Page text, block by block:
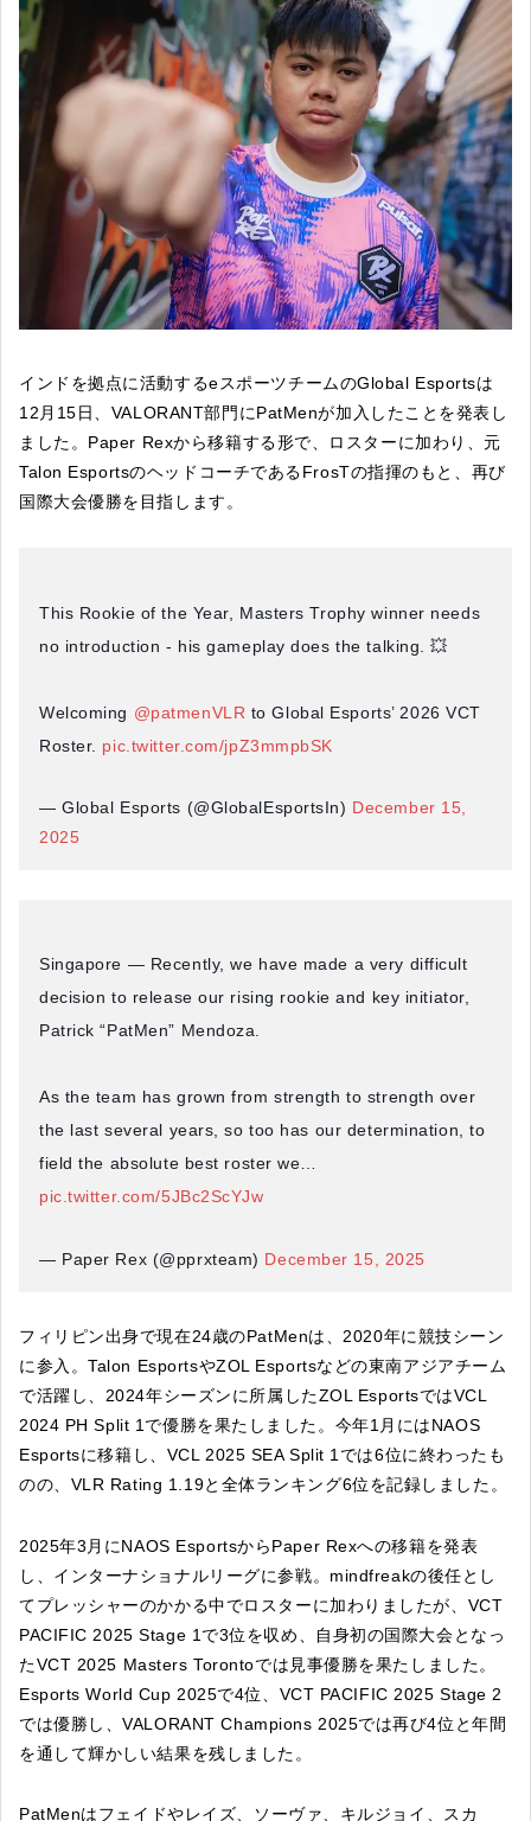
インドを拠点に活動するeスポーツチームのGlobal Esportsは
12月15日、VALORANT部門にPatMenが加入したことを発表し
ました。Paper Rexから移籍する形で、ロスターに加わり、元
Talon EsportsのヘッドコーチであるFrosTの指揮のもと、再び
国際大会優勝を目指します。
This Rookie of the Year, Masters Trophy winner needs
no introduction - his gameplay does the talking. 💥
Welcoming @patmenVLR to Global Esports’ 2026 VCT
Roster. pic.twitter.com/jpZ3mmpbSK
— Global Esports (@GlobalEsportsIn) December 15,
2025
Singapore — Recently, we have made a very difficult
decision to release our rising rookie and key initiator,
Patrick “PatMen” Mendoza.
As the team has grown from strength to strength over
the last several years, so too has our determination, to
field the absolute best roster we…
pic.twitter.com/5JBc2ScYJw
— Paper Rex (@pprxteam) December 15, 2025
フィリピン出身で現在24歳のPatMenは、2020年に競技シーン
に参入。Talon EsportsやZOL Esportsなどの東南アジアチーム
で活躍し、2024年シーズンに所属したZOL EsportsではVCL
2024 PH Split 1で優勝を果たしました。今年1月にはNAOS
Esportsに移籍し、VCL 2025 SEA Split 1では6位に終わったも
のの、VLR Rating 1.19と全体ランキング6位を記録しました。
2025年3月にNAOS EsportsからPaper Rexへの移籍を発表
し、インターナショナルリーグに参戦。mindfreakの後任とし
てプレッシャーのかかる中でロスターに加わりましたが、VCT
PACIFIC 2025 Stage 1で3位を収め、自身初の国際大会となっ
たVCT 2025 Masters Torontoでは見事優勝を果たしました。
Esports World Cup 2025で4位、VCT PACIFIC 2025 Stage 2
では優勝し、VALORANT Champions 2025では再び4位と年間
を通して輝かしい結果を残しました。
PatMenはフェイドやレイズ、ソーヴァ、キルジョイ、スカ